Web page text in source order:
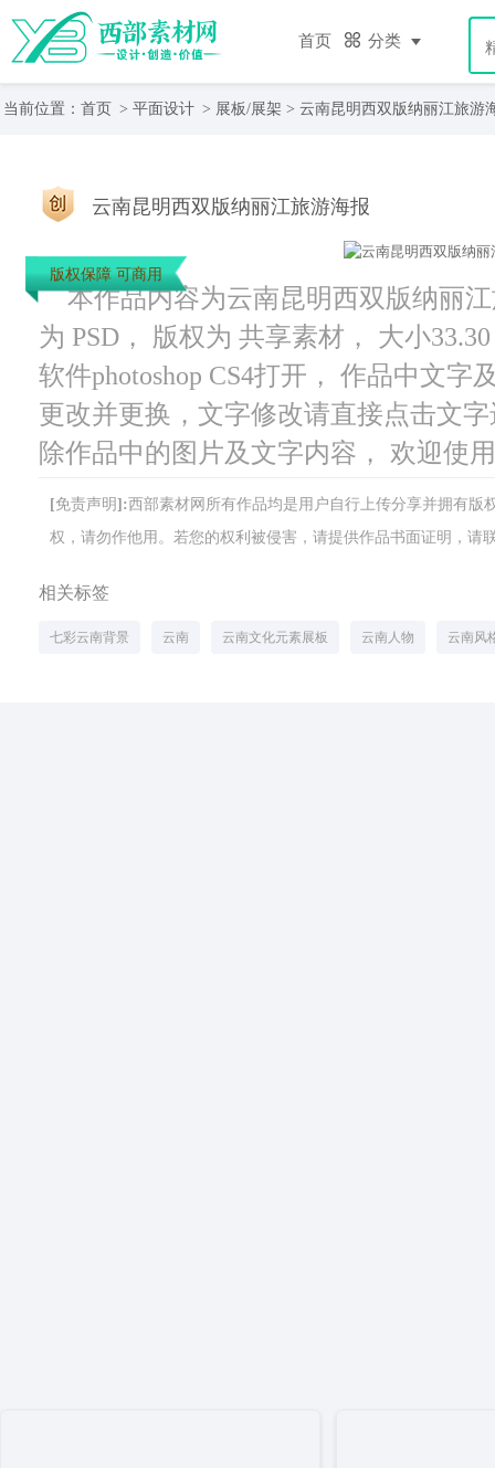
首页 分类
当前位置： 首页 > 平面设计 > 展板/展架 > 云南昆明西双版纳丽江旅游
云南昆明西双版纳丽江旅游海报
版权保障 可商用
本作品内容为云南昆明西双版纳丽
为 PSD， 版权为 共享素材， 大小
软件photoshop CS4打开， 作品中文
更改并更换，文字修改请直接点击文
除作品中的图片及文字内容， 欢迎使
[免责声明]:西部素材网所有作品均是用户自行上传分享并拥有
权，请勿作他用。若您的权利被侵害，请提供作品书面证明，请
相关标签
七彩云南背景 云南 云南文化元素展板 云南人物 云南风